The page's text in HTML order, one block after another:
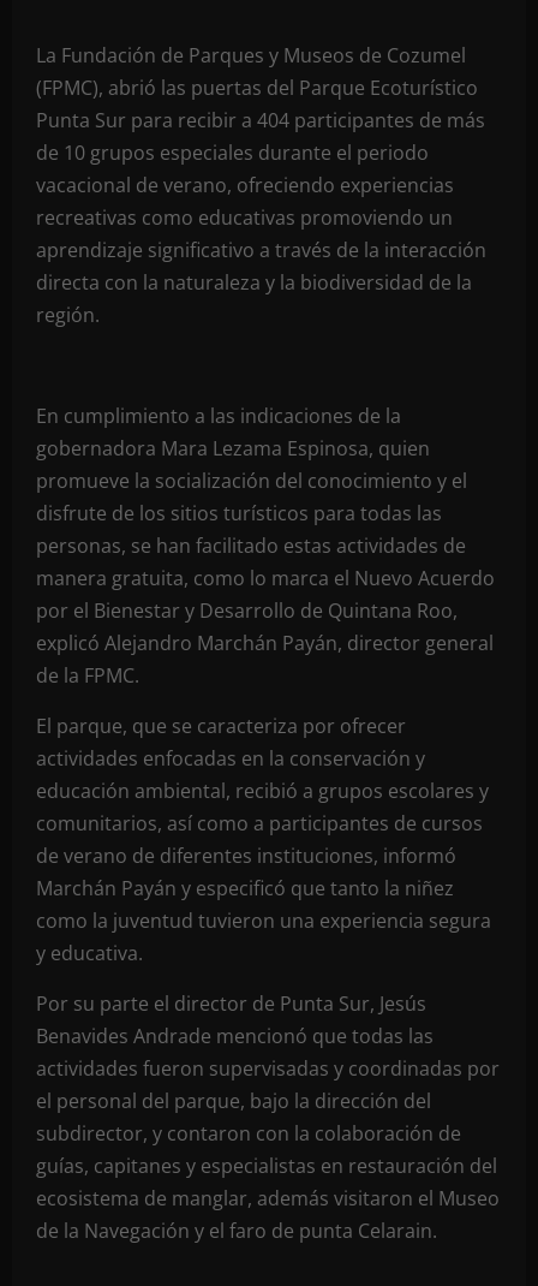
La Fundación de Parques y Museos de Cozumel
(FPMC), abrió las puertas del Parque Ecoturístico
Punta Sur para recibir a 404 participantes de más
de 10 grupos especiales durante el periodo
vacacional de verano, ofreciendo experiencias
recreativas como educativas promoviendo un
aprendizaje significativo a través de la interacción
directa con la naturaleza y la biodiversidad de la
región.
En cumplimiento a las indicaciones de la
gobernadora Mara Lezama Espinosa, quien
promueve la socialización del conocimiento y el
disfrute de los sitios turísticos para todas las
personas, se han facilitado estas actividades de
manera gratuita, como lo marca el Nuevo Acuerdo
por el Bienestar y Desarrollo de Quintana Roo,
explicó Alejandro Marchán Payán, director general
de la FPMC.
El parque, que se caracteriza por ofrecer
actividades enfocadas en la conservación y
educación ambiental, recibió a grupos escolares y
comunitarios, así como a participantes de cursos
de verano de diferentes instituciones, informó
Marchán Payán y especificó que tanto la niñez
como la juventud tuvieron una experiencia segura
y educativa.
Por su parte el director de Punta Sur, Jesús
Benavides Andrade mencionó que todas las
actividades fueron supervisadas y coordinadas por
el personal del parque, bajo la dirección del
subdirector, y contaron con la colaboración de
guías, capitanes y especialistas en restauración del
ecosistema de manglar, además visitaron el Museo
de la Navegación y el faro de punta Celarain.